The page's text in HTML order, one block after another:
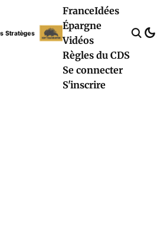
FranceIdées
Épargne
Vidéos
Règles du CDS
Se connecter
S'inscrire